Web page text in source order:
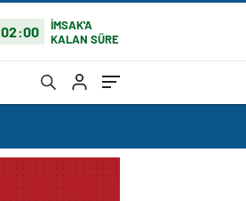
02:00
İMSAK'A
KALAN SÜRE